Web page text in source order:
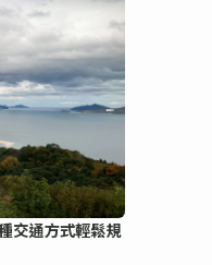
交通方式輕鬆規